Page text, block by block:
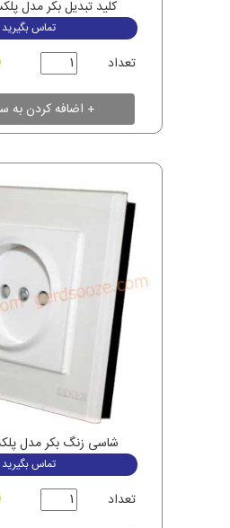
کلید تبدیل بکر مدل
تماس بگیرید
تعداد
شاسی زنگ بکر مدل
تماس بگیرید
تعداد